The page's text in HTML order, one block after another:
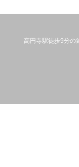
高円寺駅徒歩9分の